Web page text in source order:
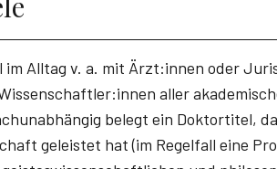
Alltag v. a. mit Ärzt:innen oder
aller
belegt ein Doktortitel,
geleistet hat (im Regelfall eine